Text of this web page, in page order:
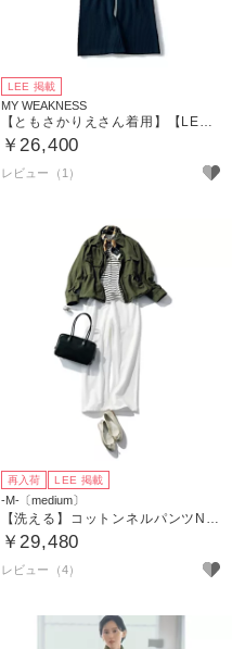
LEE 掲載
MY WEAKNESS
￥26,400
レビュー（1）
再入荷 LEE 掲載
-M-〔medium〕
【洗える】コットンネルパンツNell
￥29,480
レビュー（4）